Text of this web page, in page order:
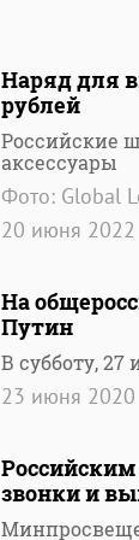
Наряд для
рублей
Российские
аксессуары
Фото: Global
20 июня 2022
На
Путин
В субботу,
23 июня 2020
звонки и